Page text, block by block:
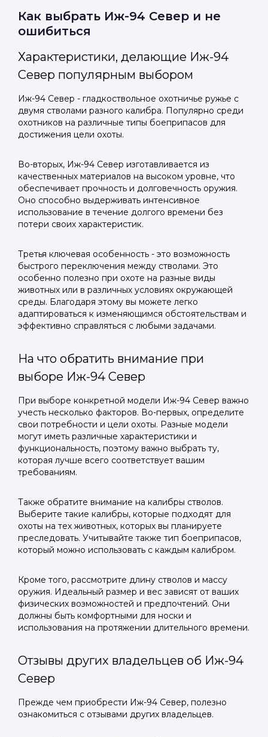
Телефон
Отправить код
или подайте через форму на сайте
Войти в ЛК и заполнить форму
или подайте через форму на сайте
Войти в ЛК и заполнить форму
Как выбрать Иж-94 Север и не
ошибиться
Характеристики, делающие Иж-94
Север популярным выбором
Иж-94 Север - гладкоствольное охотничье ружье с
двумя стволами разного калибра. Популярно среди
охотников на различные типы боеприпасов для
достижения цели охоты.
Во-вторых, Иж-94 Север изготавливается из
качественных материалов на высоком уровне, что
обеспечивает прочность и долговечность оружия.
Оно способно выдерживать интенсивное
использование в течение долгого времени без
потери своих характеристик.
Третья ключевая особенность - это возможность
быстрого переключения между стволами. Это
особенно полезно при охоте на разные виды
животных или в различных условиях окружающей
среды. Благодаря этому вы можете легко
адаптироваться к изменяющимся обстоятельствам и
эффективно справляться с любыми задачами.
На что обратить внимание при
выборе Иж-94 Север
При выборе конкретной модели Иж-94 Север важно
учесть несколько факторов. Во-первых, определите
свои потребности и цели охоты. Разные модели
могут иметь различные характеристики и
функциональность, поэтому важно выбрать ту,
которая лучше всего соответствует вашим
требованиям.
Также обратите внимание на калибры стволов.
Выберите такие калибры, которые подходят для
охоты на тех животных, которых вы планируете
преследовать. Учитывайте также тип боеприпасов,
который можно использовать с каждым калибром.
Кроме того, рассмотрите длину стволов и массу
оружия. Идеальный размер и вес зависят от ваших
физических возможностей и предпочтений. Они
должны быть комфортными для носки и
использования на протяжении длительного времени.
Отзывы других владельцев об Иж-94
Север
Прежде чем приобрести Иж-94 Север, полезно
ознакомиться с отзывами других владельцев.